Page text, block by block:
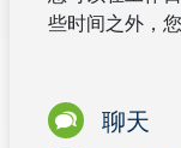
些时间之外，
聊天